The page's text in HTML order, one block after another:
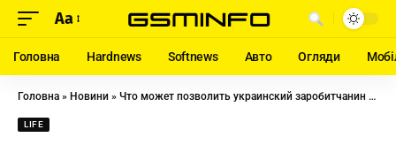
Aa
Головна Hardnews Softnews Авто Огляди
Головна » Новини » Что может позволить украинский заробитчанин в Польше на одну зарплату: кто и сколько зарабатывает в соседней стране
LIFE